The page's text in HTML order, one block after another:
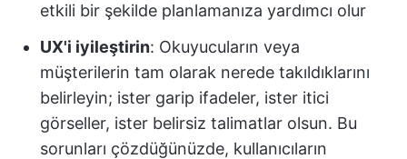
etkili bir şekilde planlamanıza yardımcı olur
UX'i iyileştirin: Okuyucuların veya
müşterilerin tam olarak nerede takıldıklarını
belirleyin; ister garip ifadeler, ister itici
görseller, ister belirsiz talimatlar olsun. Bu
sorunları çözdüğünüzde, kullanıcıların